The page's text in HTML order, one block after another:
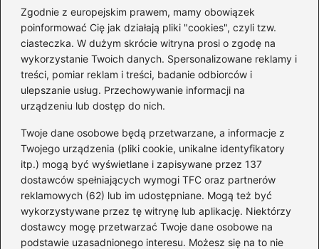
Zgodnie z europejskim prawem, mamy obowiązek
poinformować Cię jak działają pliki "cookies", czyli tzw.
ciasteczka. W dużym skrócie witryna prosi o zgodę na
wykorzystanie Twoich danych. Spersonalizowane reklamy i
treści, pomiar reklam i treści, badanie odbiorców i
ulepszanie usług. Przechowywanie informacji na
urządzeniu lub dostęp do nich.
Twoje dane osobowe będą przetwarzane, a informacje z
Twojego urządzenia (pliki cookie, unikalne identyfikatory
itp.) mogą być wyświetlane i zapisywane przez 137
dostawców spełniających wymogi TFC oraz partnerów
reklamowych (62) lub im udostępniane. Mogą też być
wykorzystywane przez tę witrynę lub aplikację. Niektórzy
dostawcy mogę przetwarzać Twoje dane osobowe na
podstawie uzasadnionego interesu. Możesz się na to nie
kierowców oraz praktyczną wiedzę o częściach
samochodowych.
Piszę o wyścigach, trendach, przepisach ruchu drogowego
i wszystkim, co sprawia, że motoryzacja to nie tylko hobby
— to styl życia. Codziennie staram się pokazywać, że
motoryzacja jest dla każdego: pasjonata klasyków, fana
adrenaliny, początkującego kierowcy, a nawet osoby, która
po prostu lubi dobrą jazdę. Jeśli kochasz zapach benzyny,
dźwięk silnika i wiatr we włosach — jesteś we właściwym
miejscu.
←
Jak długo mogą służyć opony w Polsce? Przewodnik
po przydatnych informacjach
→
Jakie są koszty transportu motocykla kurierem?
Sprawdź nasz przewodnik!